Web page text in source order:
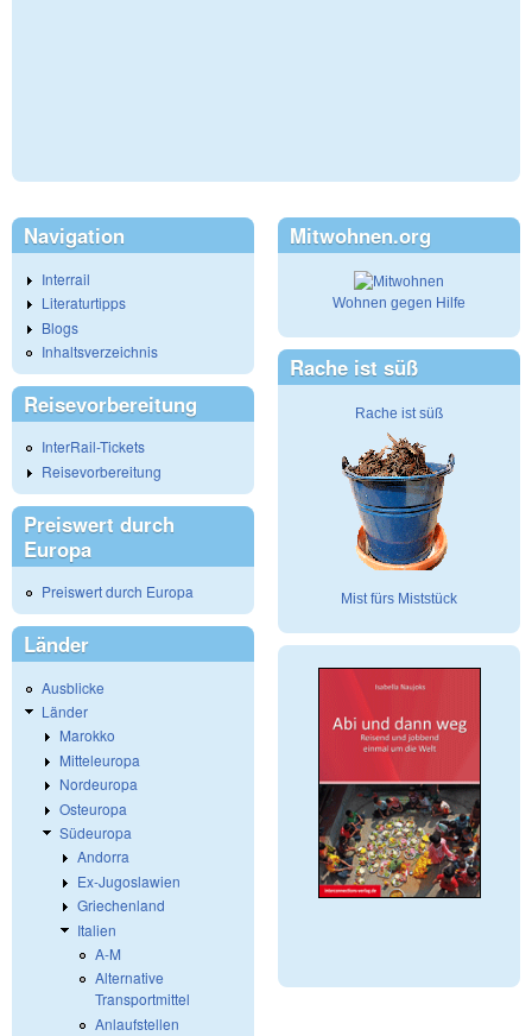
Navigation
Interrail
Literaturtipps
Blogs
Inhaltsverzeichnis
Reisevorbereitung
InterRail-Tickets
Reisevorbereitung
Preiswert durch
Europa
Preiswert durch Europa
Länder
Ausblicke
Länder
Marokko
Mitteleuropa
Nordeuropa
Osteuropa
Südeuropa
Andorra
Ex-Jugoslawien
Griechenland
Italien
A-M
Alternative
Transportmittel
Anlaufstellen
Mitwohnen.org
Wohnen gegen Hilfe
Rache ist süß
Rache ist süß
Mist fürs Miststück